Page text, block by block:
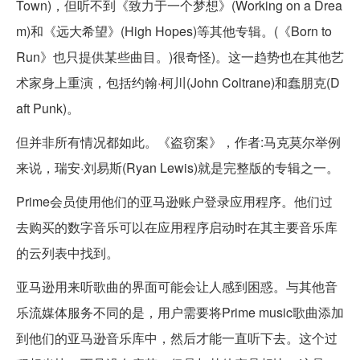
Town)，但听不到《致力于一个梦想》(Working on a Drea
m)和《远大希望》(High Hopes)等其他专辑。(《Born to
Run》也只提供某些曲目。)很奇怪)。这一趋势也在其他艺
术家身上重演，包括约翰·柯川(John Coltrane)和蠢朋克(D
aft Punk)。
但并非所有情况都如此。《盗窃案》，作者:马克莫尔举例
来说，瑞安·刘易斯(Ryan Lewis)就是完整版的专辑之一。
Prime会员使用他们的亚马逊账户登录应用程序。他们过
去购买的数字音乐可以在应用程序启动时在其主要音乐库
的云列表中找到。
亚马逊用来听歌曲的界面可能会让人感到困惑。与其他音
乐流媒体服务不同的是，用户需要将Prime music歌曲添加
到他们的亚马逊音乐库中，然后才能一直听下去。这个过